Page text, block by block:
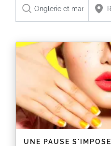
UNE PAUSE S'IMPOSE